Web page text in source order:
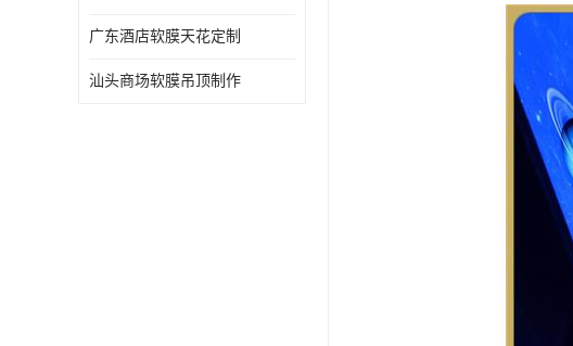
广东酒店软膜天花定制
汕头商场软膜吊顶制作